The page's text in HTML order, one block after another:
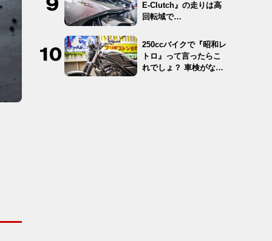
E-Clutch』の走りは高
回転域で…
250ccバイクで『昭和レ
トロ』って言ったらこ
れでしょ？ 車検がな